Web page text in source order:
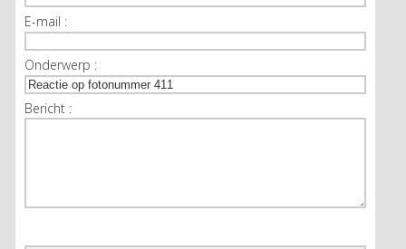
E-mail :
Onderwerp :
Bericht :